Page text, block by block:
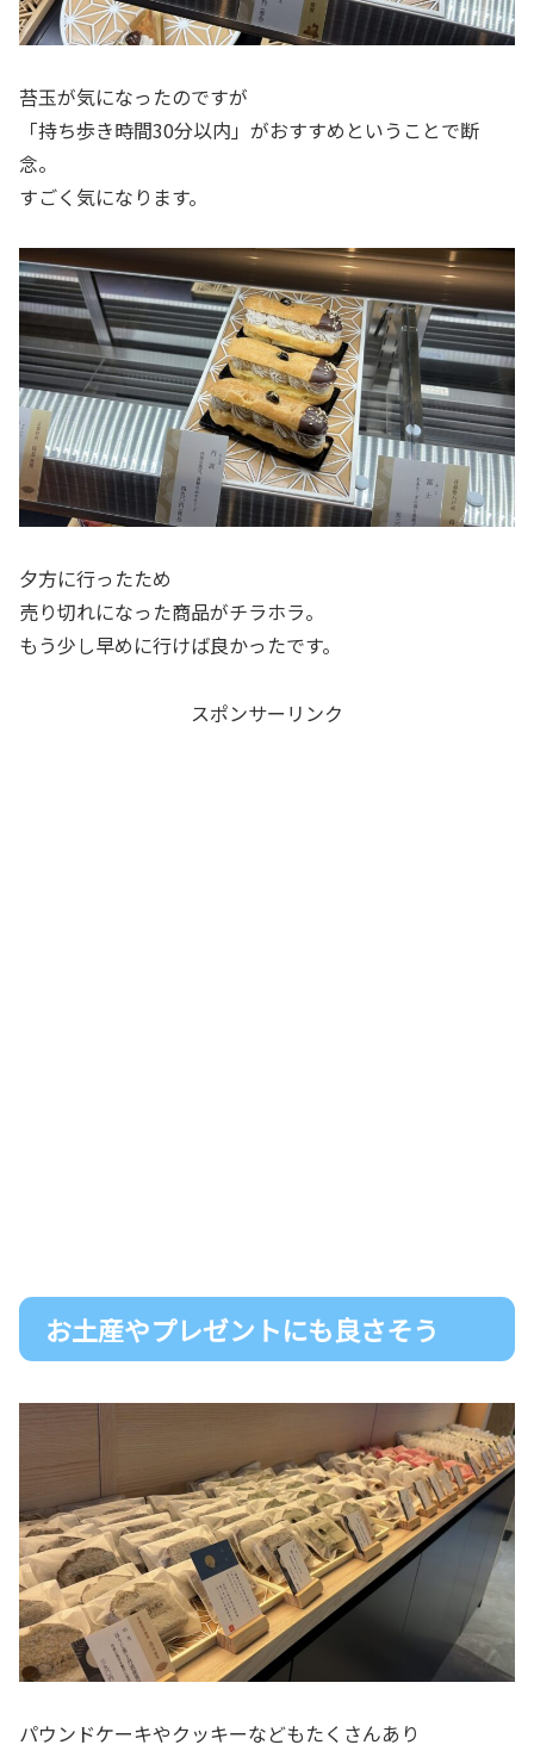
苔玉が気になったのですが
「持ち歩き時間30分以内」がおすすめということで断
念。
すごく気になります。
夕方に行ったため
売り切れになった商品がチラホラ。
もう少し早めに行けば良かったです。
スポンサーリンク
お土産やプレゼントにも良さそう
パウンドケーキやクッキーなどもたくさんあり